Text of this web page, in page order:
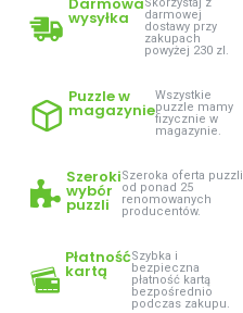
wysyłka
darmowej
dostawy przy
zakupach
powyżej 230 zl.
Puzzle w
magazynie
Wszystkie
puzzle mamy
fizycznie w
magazynie.
Szeroki
wybór
puzzli
Szeroka oferta puzzli
od ponad 25
renomowanych
producentów.
Płatność
kartą
Szybka i
bezpieczna
płatność kartą
bezpośrednio
podczas zakupu.